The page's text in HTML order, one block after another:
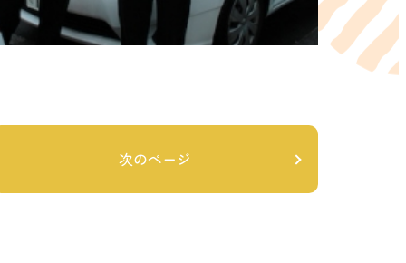
次のページ